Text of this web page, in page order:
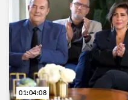
01:04:08